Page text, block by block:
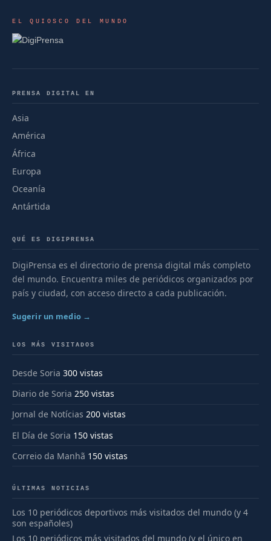
EL QUIOSCO DEL MUNDO
PRENSA DIGITAL EN
Asia
América
África
Europa
Oceanía
Antártida
QUÉ ES DIGIPRENSA
DigiPrensa es el directorio de prensa digital más completo
del mundo. Encuentra miles de periódicos organizados por
país y ciudad, con acceso directo a cada publicación.
Sugerir un medio →
LOS MÁS VISITADOS
Desde Soria 300 vistas
Diario de Soria 250 vistas
Jornal de Notícias 200 vistas
El Día de Soria 150 vistas
Correio da Manhã 150 vistas
ÚLTIMAS NOTICIAS
Los 10 periódicos deportivos más visitados del mundo (y 4
son españoles)
Los 10 periódicos más visitados del mundo (y el único en